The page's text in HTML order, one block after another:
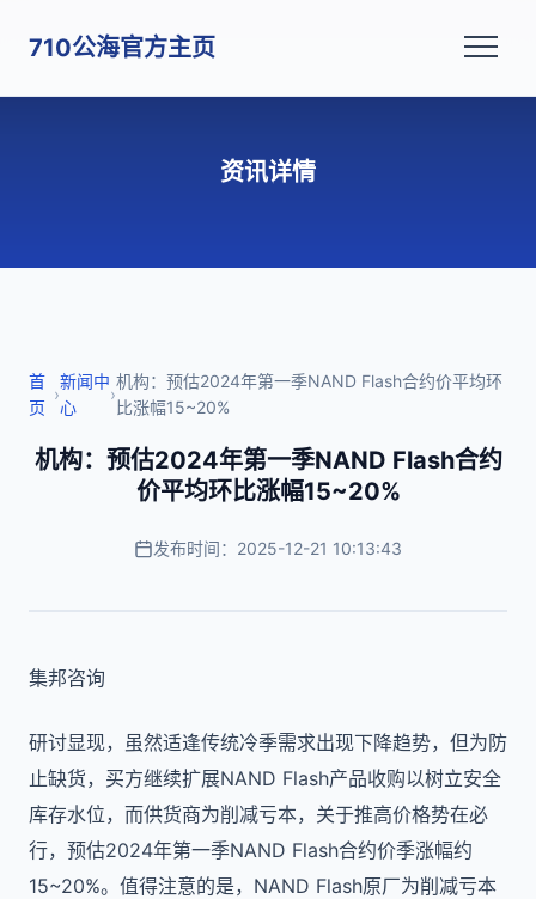
710公海官方主页
资讯详情
首
页
›
新闻中
心
›
机构：预估2024年第一季NAND Flash合约价平均环
比涨幅15~20%
机构：预估2024年第一季NAND Flash合约
价平均环比涨幅15~20%
发布时间：2025-12-21 10:13:43
集邦咨询
研讨显现，虽然适逢传统冷季需求出现下降趋势，但为防
止缺货，买方继续扩展NAND Flash产品收购以树立安全
库存水位，而供货商为削减亏本，关于推高价格势在必
行，预估2024年第一季NAND Flash合约价季涨幅约
15~20%。值得注意的是，NAND Flash原厂为削减亏本